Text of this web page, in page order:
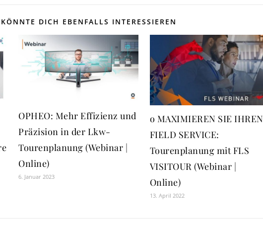
DICH EBENFALLS INTERESSIEREN
OPHEO: Mehr Effizienz und
Präzision in der Lkw-
Tourenplanung (Webinar |
Online)
6. Januar 2023
o MAXIMIEREN SIE IHREN
FIELD SERVICE:
Tourenplanung mit FLS
VISITOUR (Webinar |
Online)
13. April 2022